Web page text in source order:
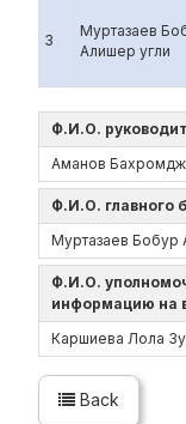
3
Муртазаев
Алишер угли
Ф.И.О.
Аманов
Ф.И.О. главного
Муртазаев Бобур
Ф.И.О.
информацию на
Каршиева Лола
Back